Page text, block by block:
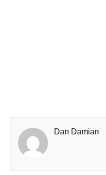
Dan Damian